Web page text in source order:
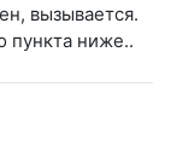
вызывается.
пункта ниже..